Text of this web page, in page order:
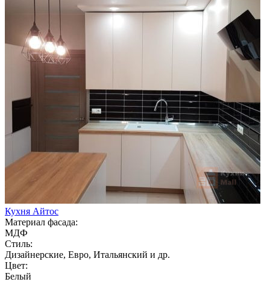
Кухня Айтос
Материал фасада:
МДФ
Стиль:
Дизайнерские, Евро, Итальянский и др.
Цвет:
Белый